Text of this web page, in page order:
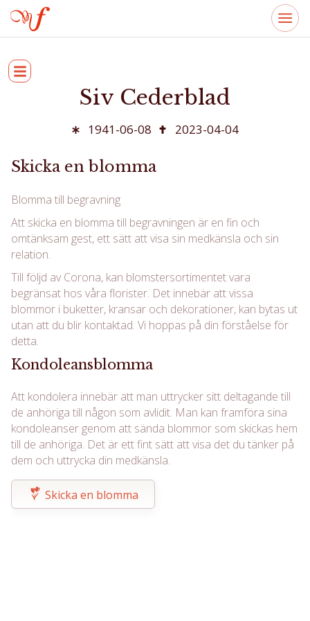
Siv Cederblad
1941-06-08 2023-04-04
Skicka en blomma
Blomma till begravning
Att skicka en blomma till begravningen är en fin och
omtänksam gest, ett sätt att visa sin medkänsla och sin
relation.
Till följd av Corona, kan blomstersortimentet vara
begränsat hos våra florister. Det innebär att vissa
blommor i buketter, kransar och dekorationer, kan bytas ut
utan att du blir kontaktad. Vi hoppas på din förståelse för
detta.
Kondoleansblomma
Att kondolera innebär att man uttrycker sitt deltagande till
de anhöriga till någon som avlidit. Man kan framföra sina
kondoleanser genom att sända blommor som skickas hem
till de anhöriga. Det är ett fint sätt att visa det du tänker på
dem och uttrycka din medkänsla.
Skicka en blomma